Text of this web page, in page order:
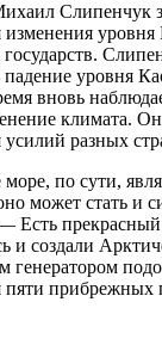
Слипенчук
изменения
падение уровня
вновь
климата.
разных
по сути,
может стать и
Есть
и создали
генератором
пяти прибрежных